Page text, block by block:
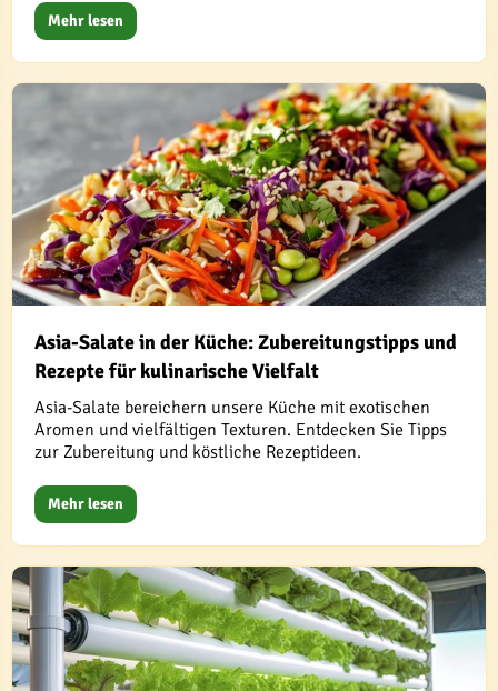
Mehr lesen
Asia-Salate in der Küche: Zubereitungstipps und
Rezepte für kulinarische Vielfalt
Asia-Salate bereichern unsere Küche mit exotischen
Aromen und vielfältigen Texturen. Entdecken Sie Tipps
zur Zubereitung und köstliche Rezeptideen.
Mehr lesen